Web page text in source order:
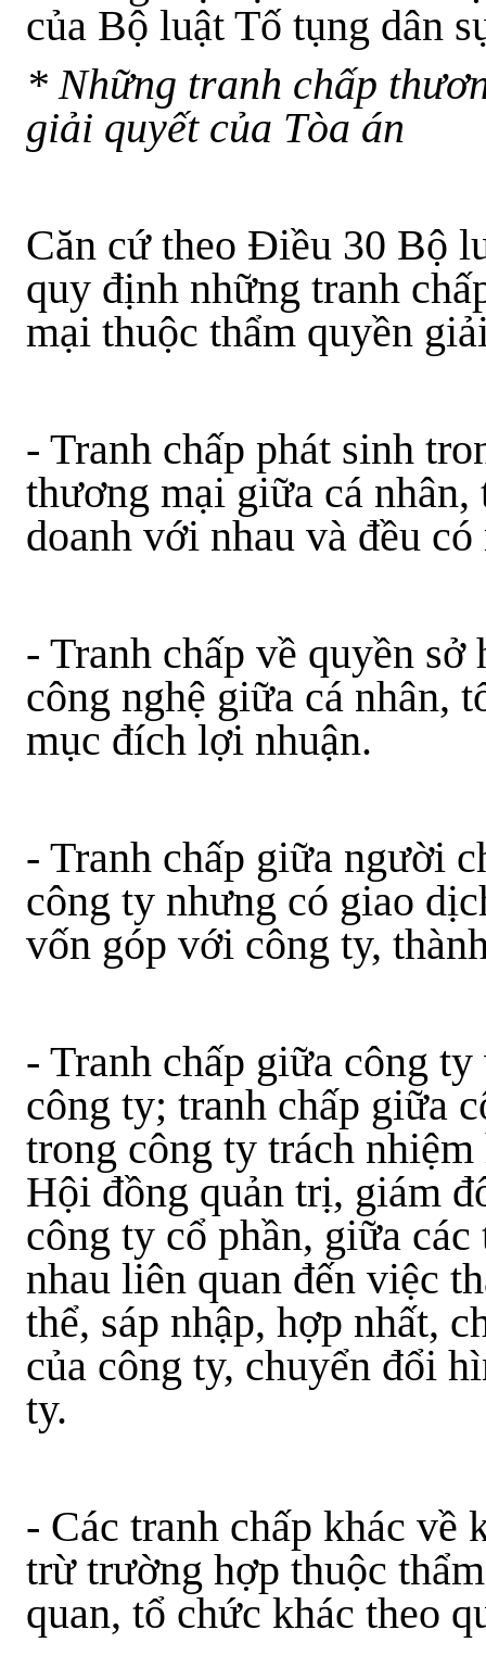
của Bộ luật Tố tụng dân
* Những tranh chấp
giải quyết của Tòa án
Căn cứ theo Điều 30 Bộ
quy định những tranh
mại thuộc thẩm quyền
- Tranh chấp phát sinh
thương mại giữa cá
doanh với nhau và đều
- Tranh chấp về quyền
công nghệ giữa cá nhân,
mục đích lợi nhuận.
- Tranh chấp giữa người
công ty nhưng có giao
vốn góp với công ty,
- Tranh chấp giữa công
công ty; tranh chấp giữa
trong công ty trách
Hội đồng quản trị, giám
công ty cổ phần, giữa
nhau liên quan đến việc
thể, sáp nhập, hợp nhất,
của công ty, chuyển đổi
ty.
- Các tranh chấp khác về
trừ trường hợp thuộc
quan, tổ chức khác theo